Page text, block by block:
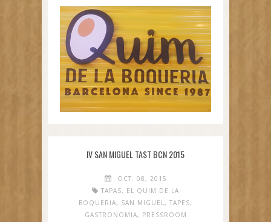
IV SAN MIGUEL TAST BCN 2015
OCT. 08, 2015
TAPAS, EL QUIM DE LA
BOQUERIA, SAN MIGUEL, TAPES,
GASTRONOMIA, PRESSROOM